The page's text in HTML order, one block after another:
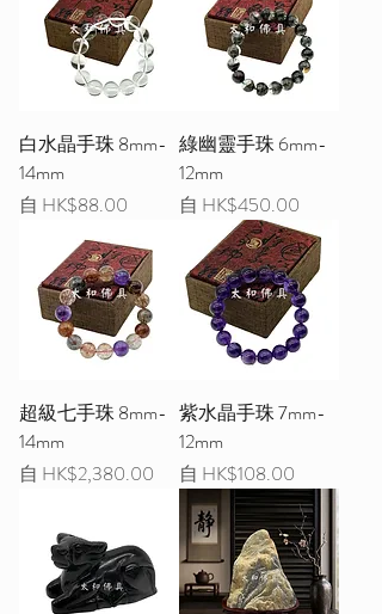
白水晶手珠 8mm-
14mm
自 HK$88.00
促銷價格
綠幽靈手珠 6mm-
12mm
自 HK$450.00
促銷價格
超級七手珠 8mm-
14mm
自 HK$2,380.00
促銷價格
紫水晶手珠 7mm-
12mm
自 HK$108.00
促銷價格